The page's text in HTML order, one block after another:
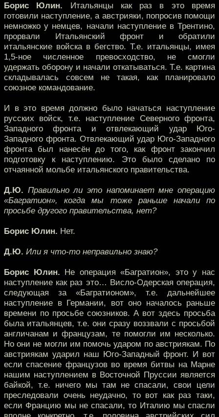
Борис Юлин. Итальянцы как раз в это время
готовили наступление, а австрияки, попросив помощи
немножко у немцев, начали наступление в Трентино,
прорвали Итальянский фронт и обратили
итальянские войска в бегство. Т.е. итальянцы, имея
1,5-ное численное превосходство, не смогли
удержать оборону и начали откатываться. Т.е. картина
складывалась совсем не такая, как планировало
союзное командование.
И в это время должно было начаться наступление
русских войск, т.е. наступление Северного фронта,
Западного фронта и отвлекающий удар Юго-
Западного фронта. Отвлекающий удар Юго-Западного
фронта был нанесён до того, как фронт закончил
подготовку к наступлению. Это было сделано по
отчаянной мольбе итальянского правительства.
Д.Ю. Правильно ли это напоминает мне операцию
«Багратион», когда мы тоже раньше начали по
просьбе другого правительства, нет?
Борис Юлин. Нет.
Д.Ю. Или я что-то неправильно знаю?
Борис Юлин. Не операция «Багратион», это у нас
наступление как раз это… Висло-Одерская операция,
следующая за «Багратионом», т.е. дальнейшее
наступление в Германии, вот оно началось раньше
времени по просьбе союзников. А вот здесь просьба
была итальянцев, т.е. они сразу воззвали с просьбой
англичанам и французам, те помогли им несколько.
Но они не могли им помочь ударом по австриякам. По
австриякам ударил наш Юго-Западный фронт. И вот
если спасение французов во время битвы на Марне
нашим наступлением в Восточной Пруссии является
байкой, т.е. ничего мы там не спасали, свои цели
преследовали очень неудачно, то вот как раз таки,
если Францию мы не спасали, то Италию мы спасли